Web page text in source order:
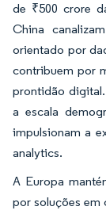
de ₹500 crore
China
orientado por
contribuem por
prontidão digital.
a escala
impulsionam a
analytics.
A Europa
por soluções